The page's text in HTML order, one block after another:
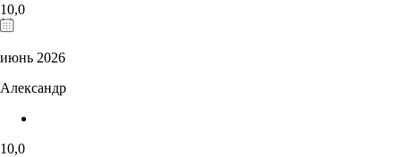
10,0
июнь 2026
Александр
10,0